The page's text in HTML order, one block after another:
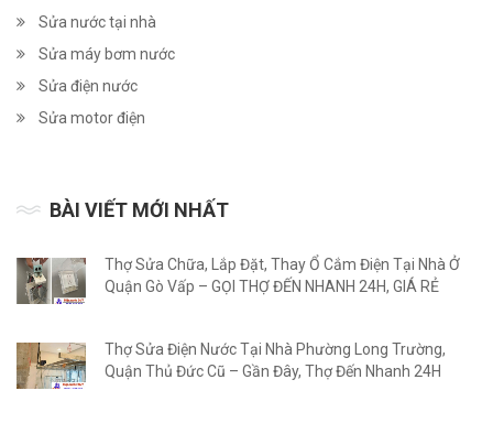
Sửa nước tại nhà
Sửa máy bơm nước
Sửa điện nước
Sửa motor điện
BÀI VIẾT MỚI NHẤT
Thợ Sửa Chữa, Lắp Đặt, Thay Ổ Cắm Điện Tại Nhà Ở
Quận Gò Vấp – GỌI THỢ ĐẾN NHANH 24H, GIÁ RẺ
Thợ Sửa Điện Nước Tại Nhà Phường Long Trường,
Quận Thủ Đức Cũ – Gần Đây, Thợ Đến Nhanh 24H